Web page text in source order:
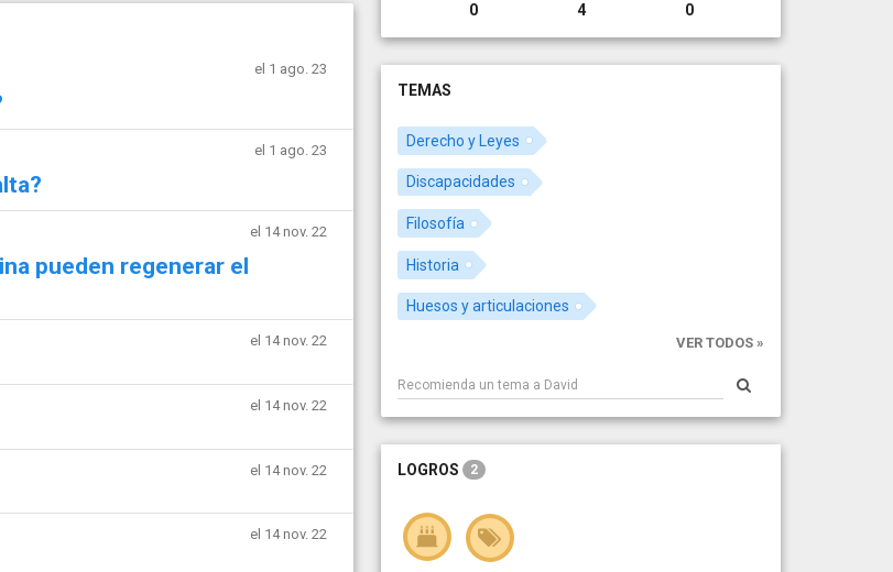
el 1 ago. 23
el 1 ago. 23
el 14 nov. 22
pueden regenerar el
el 14 nov. 22
el 14 nov. 22
el 14 nov. 22
el 14 nov. 22
0 4 0
TEMAS
Derecho y Leyes
Discapacidades
Filosofía
Historia
Huesos y articulaciones
VER TODOS »
LOGROS 2